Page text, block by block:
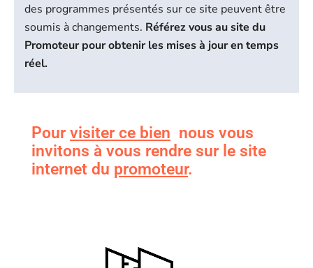
des programmes présentés sur ce site peuvent être
soumis à changements. Référez vous au site du
Promoteur pour obtenir les mises à jour en temps
réel.
Pour visiter ce bien nous vous
invitons à vous rendre sur le site
internet du promoteur.